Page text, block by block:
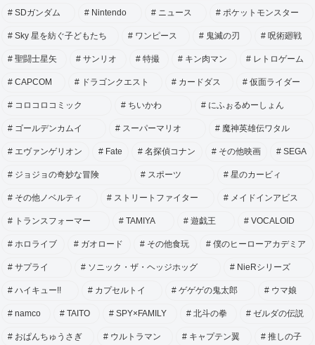
SDガンダム Nintendo ニュース ポケットモンスター
Sky 星を紡ぐ子どもたち ワンピース 鬼滅の刃 呪術廻戦
聖闘士星矢 サンリオ 特撮 キン肉マン レトロゲーム
CAPCOM ドラゴンクエスト カードダス 仮面ライダー
コロコロコミック ちいかわ にふぉるめーしょん
ゴールデンカムイ スーパーマリオ 魔神英雄伝ワタル
エヴァンゲリオン Fate 名探偵コナン その他映画 SEGA
ジョジョの奇妙な冒険 スポーツ 星のカービィ
その他ノベルティ ストリートファイター メイドインアビス
トランスフォーマー TAMIYA 遊戯王 VOCALOID
ホロライブ ガオロード その他食玩 僕のヒーローアカデミア
サプライ ソニック・ザ・ヘッジホッグ NieRシリーズ
ハイキュー!! カプセルトイ ゲゲゲの鬼太郎 ウマ娘
namco TAITO SPY×FAMILY 北斗の拳 ゼルダの伝説
おぱんちゅうさぎ ウルトラマン キャプテン翼 推しの子